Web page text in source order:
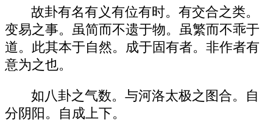
故卦有名有义有位有时。有交合之类。
变易之事。虽简而不遗于物。虽繁而不乖于
道。此其本于自然。成于固有者。非作者有
意为之也。
如八卦之气数。与河洛太极之图合。自
分阴阳。自成上下。